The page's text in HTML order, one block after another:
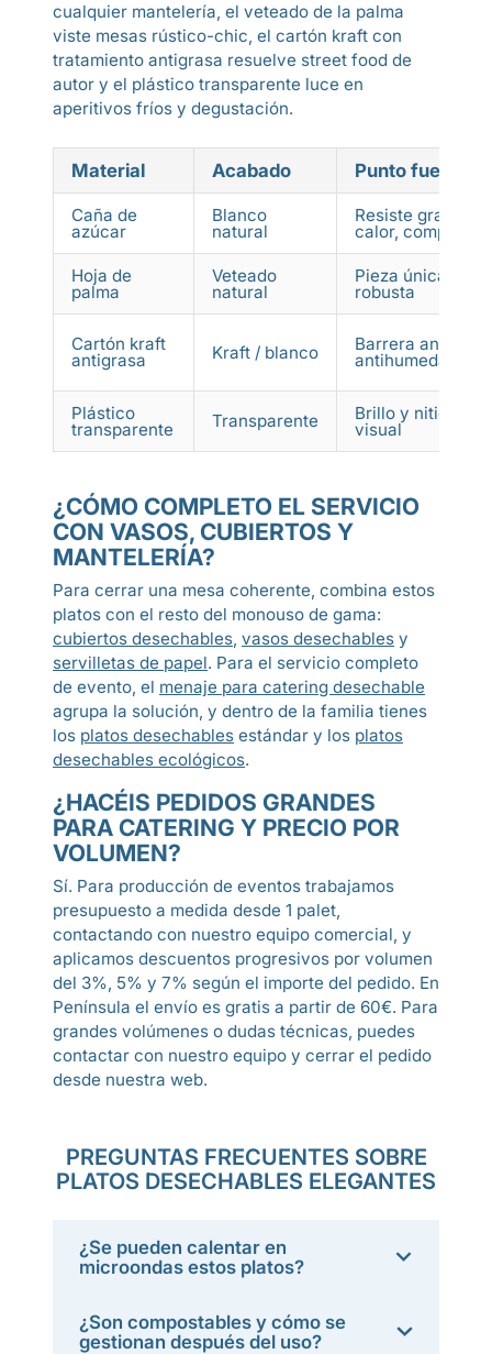
cualquier mantelería, el veteado de la palma
viste mesas rústico-chic, el cartón kraft con
tratamiento antigrasa resuelve street food de
autor y el plástico transparente luce en
aperitivos fríos y degustación.
Material Acabado Punto fuerte
Caña de
azúcar
Blanco
natural
Resiste grasa y
calor,
Hoja de
palma
Veteado
natural
Pieza única,
robusta
Cartón kraft
antigrasa Kraft / blanco Barrera
antihumedad
Plástico
transparente Transparente Brillo y nitidez
visual
¿CÓMO COMPLETO EL SERVICIO
CON VASOS, CUBIERTOS Y
MANTELERÍA?
Para cerrar una mesa coherente, combina estos
platos con el resto del monouso de gama:
cubiertos desechables, vasos desechables y
servilletas de papel. Para el servicio completo
de evento, el menaje para catering desechable
agrupa la solución, y dentro de la familia tienes
los platos desechables estándar y los platos
desechables ecológicos.
¿HACÉIS PEDIDOS GRANDES
PARA CATERING Y PRECIO POR
VOLUMEN?
Sí. Para producción de eventos trabajamos
presupuesto a medida desde 1 palet,
contactando con nuestro equipo comercial, y
aplicamos descuentos progresivos por volumen
del 3%, 5% y 7% según el importe del pedido. En
Península el envío es gratis a partir de 60€. Para
grandes volúmenes o dudas técnicas, puedes
contactar con nuestro equipo y cerrar el pedido
desde nuestra web.
PREGUNTAS FRECUENTES SOBRE
PLATOS DESECHABLES ELEGANTES
¿Se pueden calentar en
microondas estos platos?
¿Son compostables y cómo se
gestionan después del uso?